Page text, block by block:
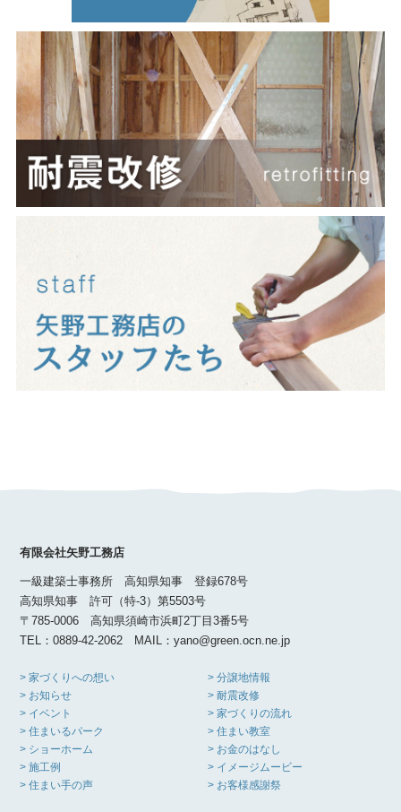
有限会社矢野工務店
一級建築士事務所 高知県知事 登録678号
高知県知事 許可（特-3）第5503号
〒785-0006 高知県須崎市浜町2丁目3番5号
TEL：0889-42-2062 MAIL：yano@green.ocn.ne.jp
> 家づくりへの想い
> お知らせ
> イベント
> 住まいるパーク
> ショーホーム
> 施工例
> 住まい手の声
> 分譲地情報
> 耐震改修
> 家づくりの流れ
> 住まい教室
> お金のはなし
> イメージムービー
> お客様感謝祭